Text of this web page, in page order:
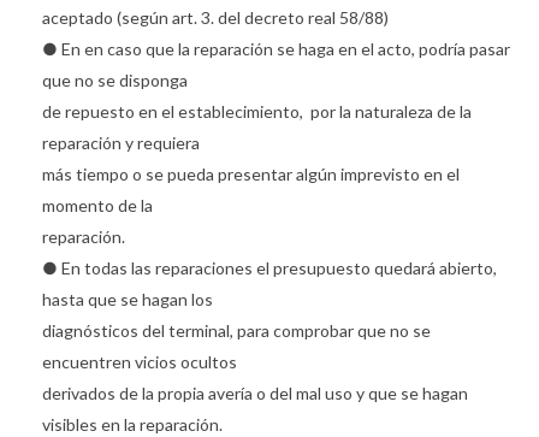
aceptado (según art. 3. del decreto real 58/88)
● En en caso que la reparación se haga en el acto, podría pasar
que no se disponga
de repuesto en el establecimiento, por la naturaleza de la
reparación y requiera
más tiempo o se pueda presentar algún imprevisto en el
momento de la
reparación.
● En todas las reparaciones el presupuesto quedará abierto,
hasta que se hagan los
diagnósticos del terminal, para comprobar que no se
encuentren vicios ocultos
derivados de la propia avería o del mal uso y que se hagan
visibles en la reparación.